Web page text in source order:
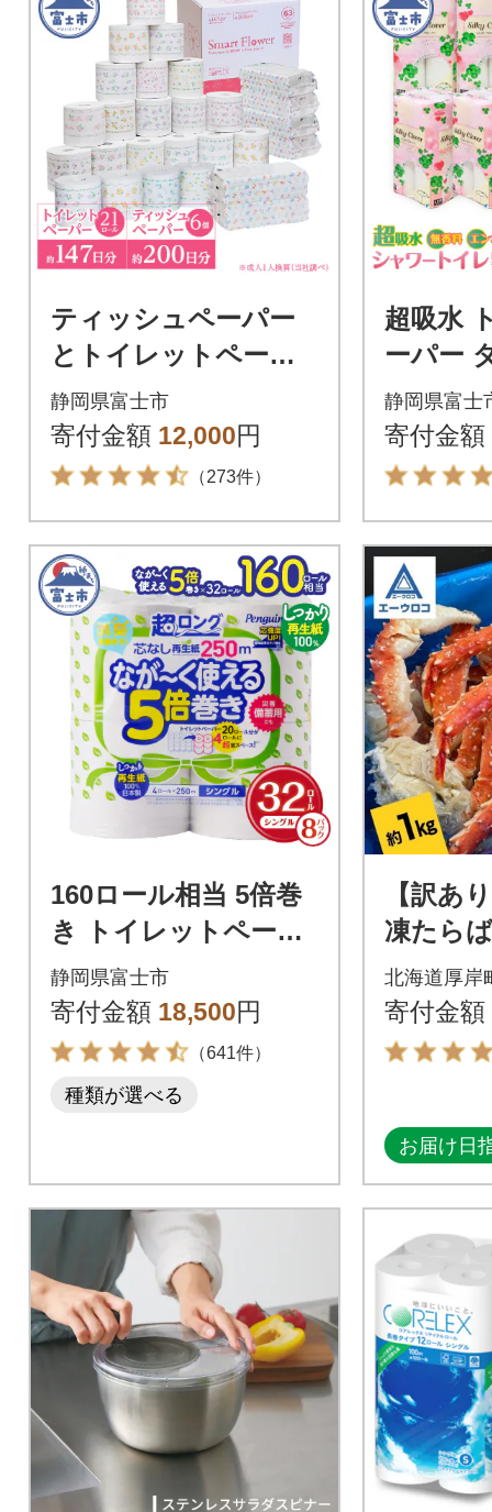
ティッシュペーパー
とトイレットペーパ
ーの詰め合わせ スマ
ートフラワー 日用品
静岡県富士市
寄付金額 12,000円
（273件）
超吸水
ーパー
ル シル
ー ピン
静岡県富士
寄付金額
160ロール相当 5倍巻
き トイレットペーパ
ー シングル ペンギン
日用品 人気
静岡県富士市
寄付金額 18,500円
（641件）
種類が選べる
【訳あ
凍たら
0kg
北海道厚岸
寄付金額
お届け日